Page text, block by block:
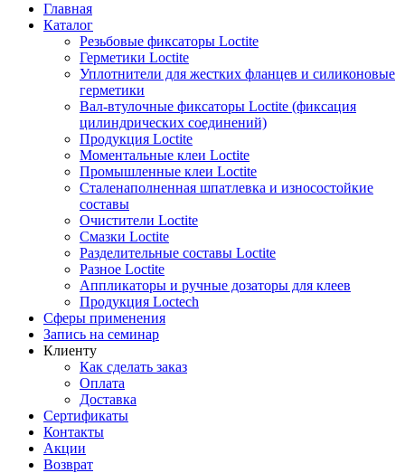
Главная
Каталог
Резьбовые фиксаторы Loctite
Герметики Loctite
Уплотнители для жестких фланцев и силиконовые
герметики
Вал-втулочные фиксаторы Loctite (фиксация
цилиндрических соединений)
Продукция Loctite
Моментальные клеи Loctite
Промышленные клеи Loctite
Сталенаполненная шпатлевка и износостойкие
составы
Очистители Loctite
Смазки Loctite
Разделительные составы Loctite
Разное Loctite
Аппликаторы и ручные дозаторы для клеев
Продукция Loctech
Сферы применения
Запись на семинар
Клиенту
Как сделать заказ
Оплата
Доставка
Сертификаты
Контакты
Акции
Возврат